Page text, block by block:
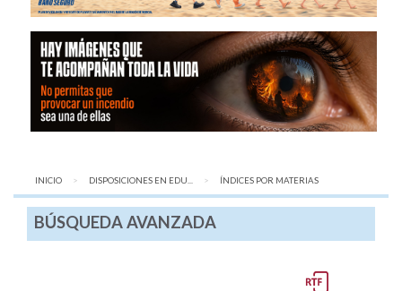
INICIO DISPOSICIONES EN EDU... AQUÍ:
ÍNDICES POR MATERIAS
BÚSQUEDA AVANZADA